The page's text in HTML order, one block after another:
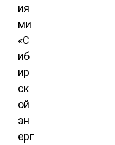
ия
ми
«С
иб
ир
ск
ой
эн
ерг